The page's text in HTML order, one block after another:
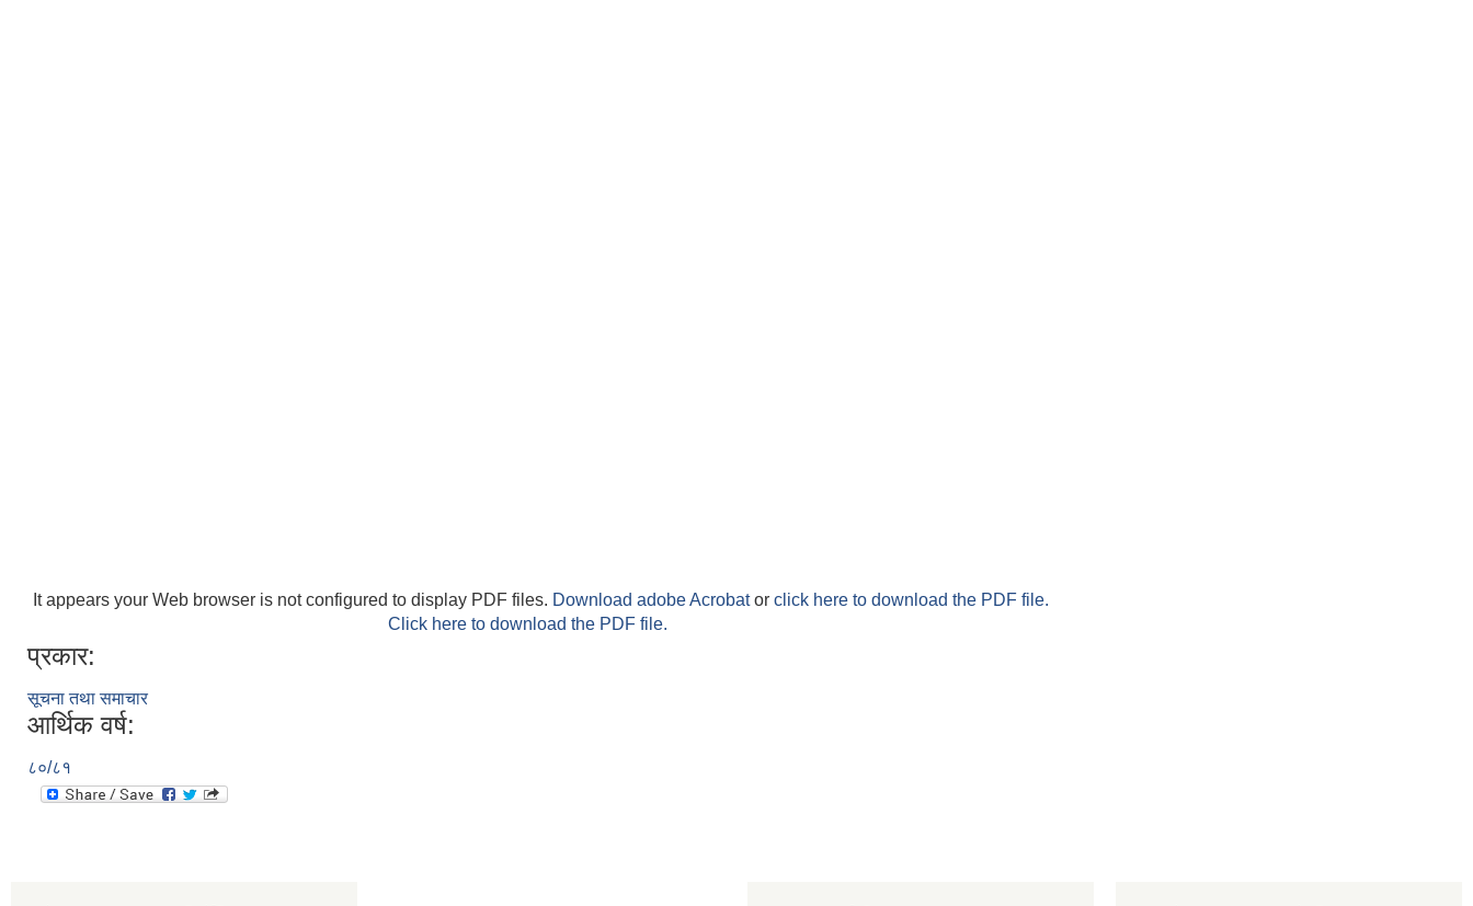
It appears your Web browser is not configured to display PDF files. Download adobe Acrobator click here to download the PDF file.
Click here to download the PDF file.
प्रकार:
सूचना तथा समाचार
आर्थिक वर्ष:
८०/८१